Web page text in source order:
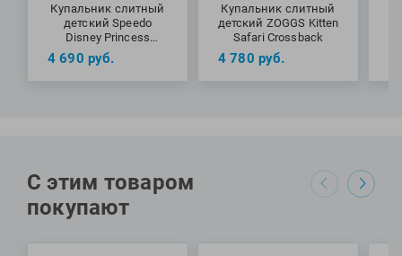
Купальник слитный
детский Speedo
Disney Princess
Placement Medalist
Swimsuit Black
4 690 руб.
Купальник слитный
детский ZOGGS Kitten
Safari Crossback
4 780 руб.
С этим товаром
покупают